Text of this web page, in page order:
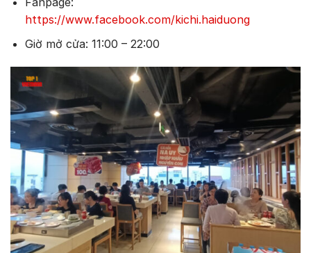
https://www.facebook.com/kichi.haiduong
Giờ mở cửa: 11:00 – 22:00